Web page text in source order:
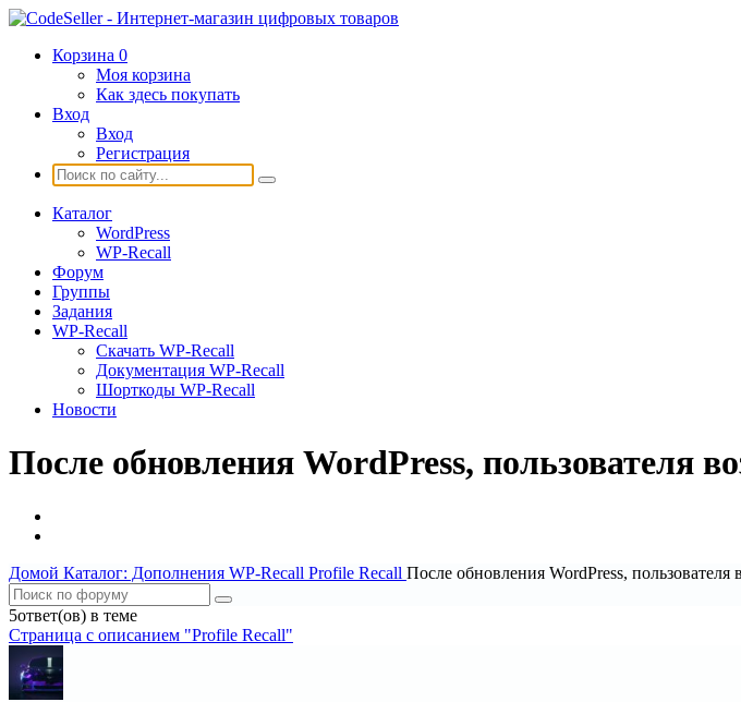
Корзина 0
Моя корзина
Как здесь покупать
Вход
Вход
Регистрация
Каталог
WordPress
WP-Recall
Форум
Группы
Задания
WP-Recall
Скачать WP-Recall
Документация WP-Recall
Шорткоды WP-Recall
Новости
После обновления WordPress, пользователя
Домой Каталог: Дополнения WP-Recall Profile Recall После обновления WordPress, пользователя
5ответ(ов) в теме
Страница c описанием "Profile Recall"